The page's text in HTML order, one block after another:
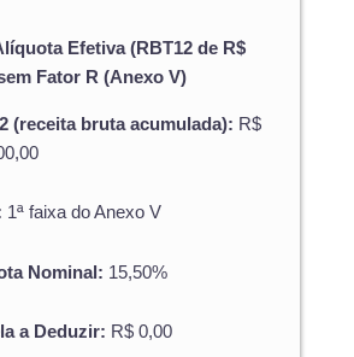
Efetiva (RBT12 de R$
Fator R (Anexo V)
(receita bruta acumulada): R$
1ª faixa do Anexo V
Nominal: 15,50%
a Deduzir: R$ 0,00